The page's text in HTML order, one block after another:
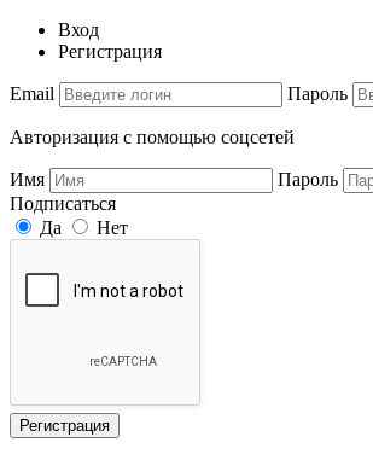
Вход
Регистрация
Email Пароль
Авторизация с помощью соцсетей
Имя Пароль
Подписаться
Да
Нет
Регистрация